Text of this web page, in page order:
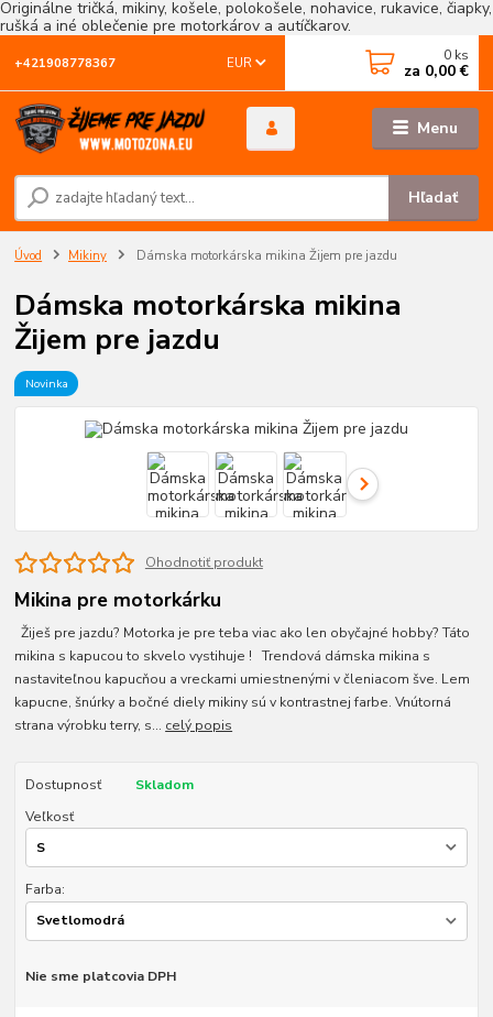
Originálne tričká, mikiny, košele, polokošele, nohavice, rukavice, čiapky,
rušká a iné oblečenie pre motorkárov a autíčkarov.
Menu
EUR
Hľadať
+421908778367 0 ks
za 0,00 €
Úvod Mikiny Dámska motorkárska mikina Žijem pre jazdu
Dámska motorkárska mikina
Žijem pre jazdu
Novinka
Ohodnotiť produkt
Mikina pre motorkárku
Žiješ pre jazdu? Motorka je pre teba viac ako len obyčajné hobby? Táto
mikina s kapucou to skvelo vystihuje ! Trendová dámska mikina s
nastaviteľnou kapucňou a vreckami umiestnenými v členiacom šve. Lem
kapucne, šnúrky a bočné diely mikiny sú v kontrastnej farbe. Vnútorná
strana výrobku terry, s... celý popis
Dostupnosť
Skladom
Veľkosť
Farba:
Nie sme platcovia DPH